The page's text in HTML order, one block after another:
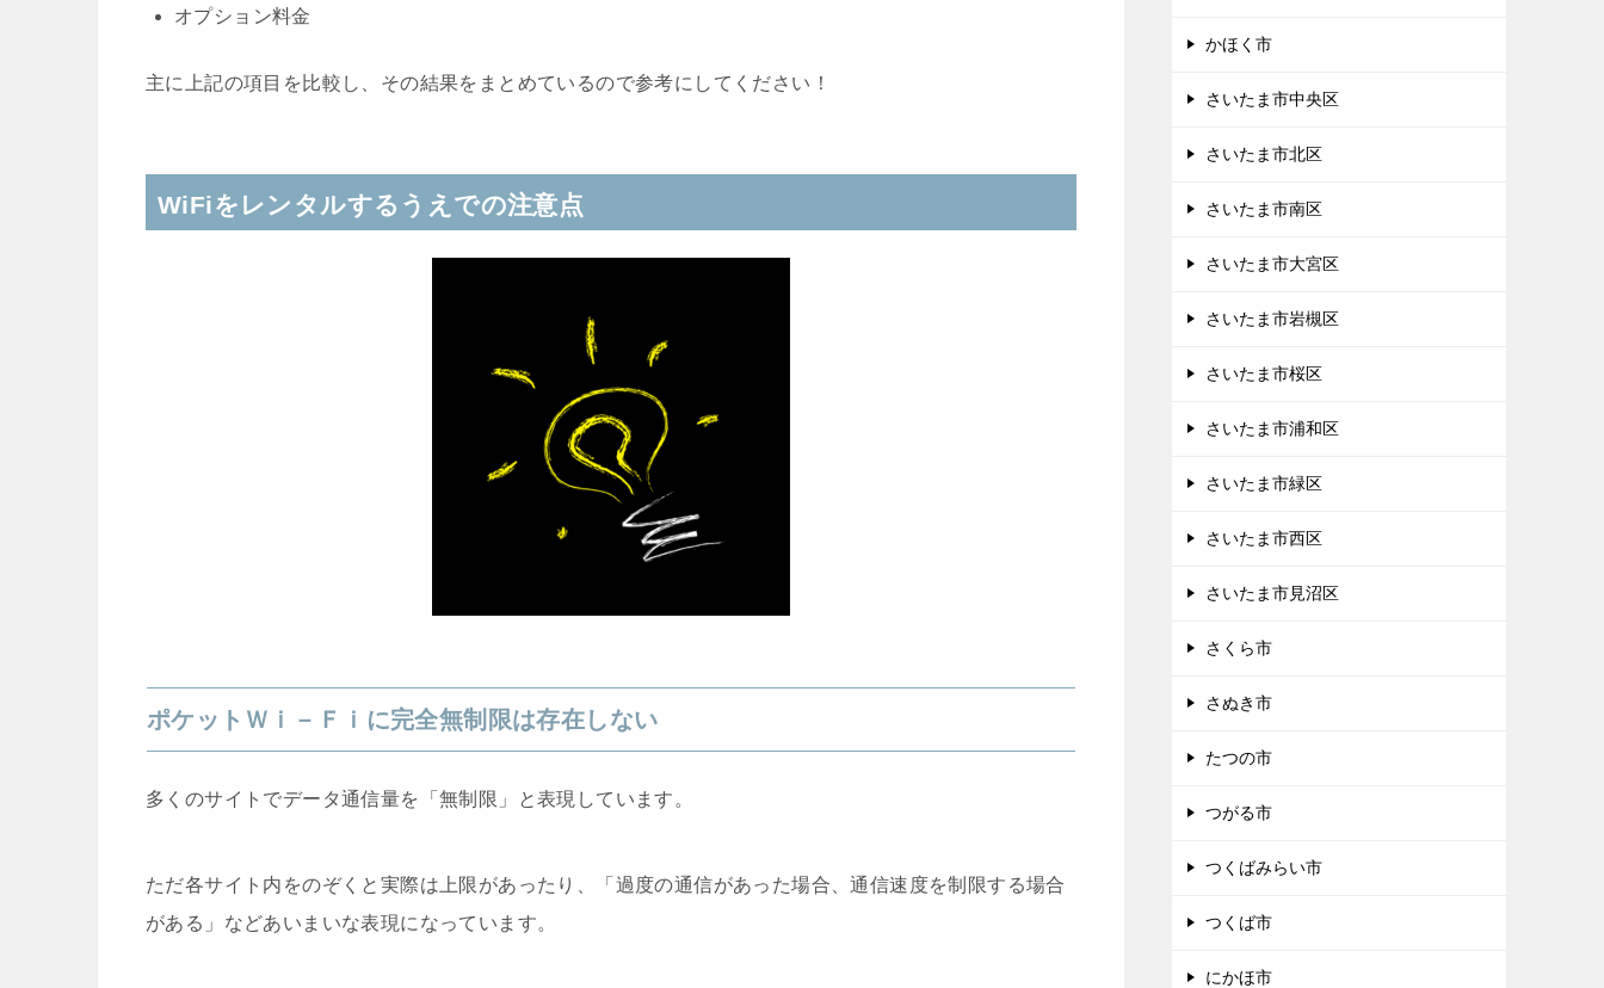
オプション料金
主に上記の項目を比較し、その結果をまとめているので参考にしてください！
WiFiをレンタルするうえでの注意点
ポケットＷｉ－Ｆｉに完全無制限は存在しない
多くのサイトでデータ通信量を「無制限」と表現しています。
ただ各サイト内をのぞくと実際は上限があったり、「過度の通信があった場合、通信速度を制限する場合
がある」などあいまいな表現になっています。
かほく市
さいたま市中央区
さいたま市北区
さいたま市南区
さいたま市大宮区
さいたま市岩槻区
さいたま市桜区
さいたま市浦和区
さいたま市緑区
さいたま市西区
さいたま市見沼区
さくら市
さぬき市
たつの市
つがる市
つくばみらい市
つくば市
にかほ市